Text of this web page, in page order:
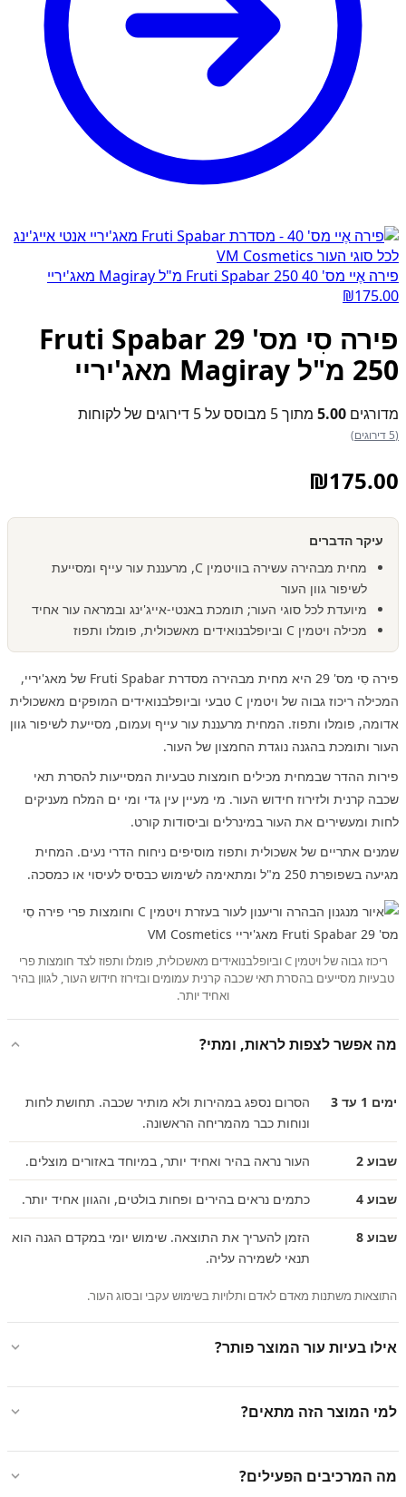
פירה אֶיי מס' 40 Fruti Spabar 250 מ"ל Magiray מאג'יריי
₪175.00
פירה סִי מס' 29 Fruti Spabar
250 מ"ל Magiray מאג'יריי
מדורגים 5.00 מתוך 5 מבוסס על 5 דירוגים של לקוחות
(5 דירוגים)
₪175.00
עיקר הדברים
מחית מבהירה עשירה בוויטמין C, מרעננת עור עייף ומסייעת
לשיפור גוון העור
מיועדת לכל סוגי העור; תומכת באנטי-אייג'ינג ובמראה עור אחיד
מכילה ויטמין C וביופלבנואידים מאשכולית, פומלו ותפוז
פירה סִי מס' 29 היא מחית מבהירה מסדרת Fruti Spabar של מאג'יריי,
המכילה ריכוז גבוה של ויטמין C טבעי וביופלבנואידים המופקים מאשכולית
אדומה, פומלו ותפוז. המחית מרעננת עור עייף ועמום, מסייעת לשיפור גוון
העור ותומכת בהגנה נוגדת החמצון של העור.
פירות ההדר שבמחית מכילים חומצות טבעיות המסייעות להסרת תאי
שכבה קרנית ולזירוז חידוש העור. מי מעיין עין גדי ומי ים המלח מעניקים
לחות ומעשירים את העור במינרלים וביסודות קורט.
שמנים אתריים של אשכולית ותפוז מוסיפים ניחוח הדרי נעים. המחית
מגיעה בשפופרת 250 מ"ל ומתאימה לשימוש כבסיס לעיסוי או כמסכה.
ריכוז גבוה של ויטמין C וביופלבנואידים מאשכולית, פומלו ותפוז לצד חומצות פרי
טבעיות מסייעים בהסרת תאי שכבה קרנית עמומים ובזירוז חידוש העור, לגוון בהיר
ואחיד יותר.
מה אפשר לצפות לראות, ומתי?
ימים 1 עד 3
הסרום נספג במהירות ולא מותיר שכבה. תחושת לחות
ונוחות כבר מהמריחה הראשונה.
שבוע 2 העור נראה בהיר ואחיד יותר, במיוחד באזורים מוצלים.
שבוע 4 כתמים נראים בהירים ופחות בולטים, והגוון אחיד יותר.
שבוע 8
הזמן להעריך את התוצאה. שימוש יומי במקדם הגנה הוא
תנאי לשמירה עליה.
התוצאות משתנות מאדם לאדם ותלויות בשימוש עקבי ובסוג העור.
אילו בעיות עור המוצר פותר?
למי המוצר הזה מתאים?
מה המרכיבים הפעילים?